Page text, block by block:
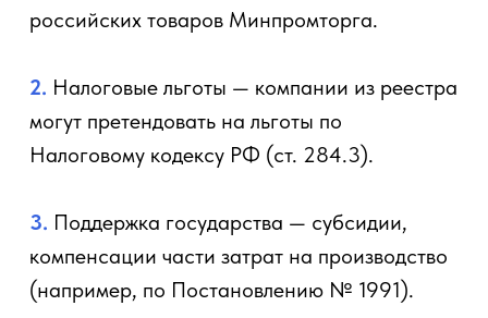
российских товаров Минпромторга.
2. Налоговые льготы — компании из реестра
могут претендовать на льготы по
Налоговому кодексу РФ (ст. 284.3).
3. Поддержка государства — субсидии,
компенсации части затрат на производство
(например, по Постановлению № 1991).